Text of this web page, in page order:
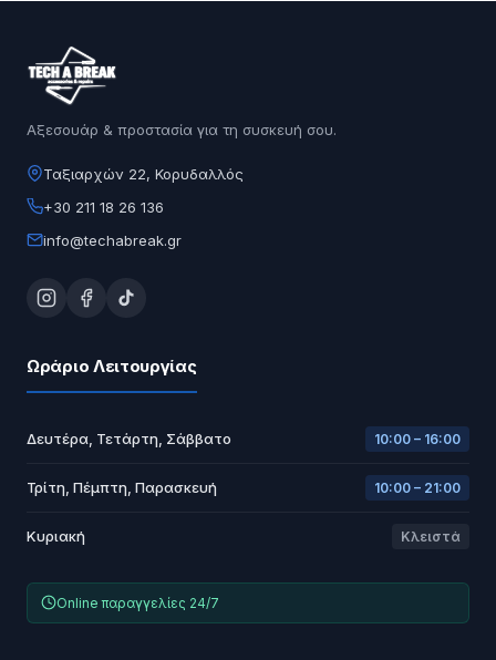
Αξεσουάρ & προστασία για τη συσκευή σου.
Ταξιαρχών 22, Κορυδαλλός
+30 211 18 26 136
info@techabreak.gr
Ωράριο Λειτουργίας
Δευτέρα, Τετάρτη, Σάββατο 10:00 – 16:00
Τρίτη, Πέμπτη, Παρασκευή 10:00 – 21:00
Κυριακή Κλειστά
Online παραγγελίες 24/7